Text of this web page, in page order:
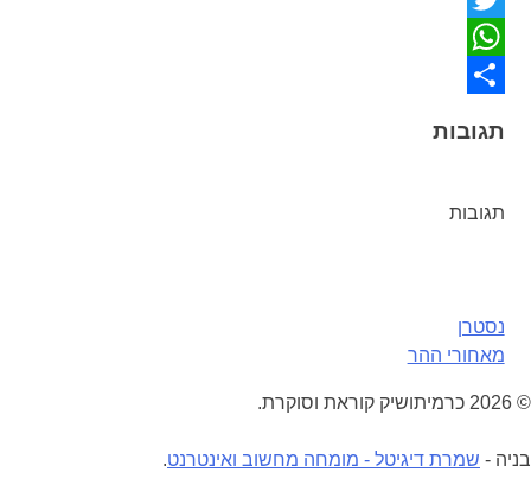
Twitter
WhatsApp
תגובות
תגובות
ניווט
נסטרן
מאחורי ההר
© 2026 כרמיתושיק קוראת וסוקרת.
בניה - שמרת דיגיטל - מומחה מחשוב ואינטרנט.